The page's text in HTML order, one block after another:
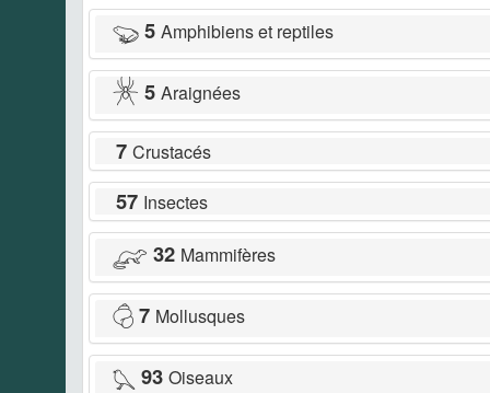
5 Amphibiens et reptiles
5 Araignées
7 Crustacés
57 Insectes
32 Mammifères
7 Mollusques
93 Oiseaux